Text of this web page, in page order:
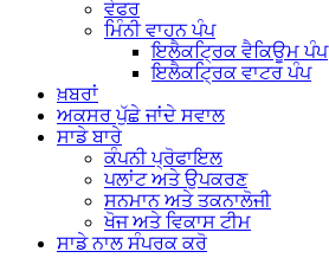
ਵੇਫਰ
ਮਿੰਨੀ ਵਾਹਨ ਪੰਪ
ਇਲੈਕਟ੍ਰਿਕ ਵੈਕਿਊਮ ਪੰਪ
ਇਲੈਕਟ੍ਰਿਕ ਵਾਟਰ ਪੰਪ
ਖ਼ਬਰਾਂ
ਅਕਸਰ ਪੁੱਛੇ ਜਾਂਦੇ ਸਵਾਲ
ਸਾਡੇ ਬਾਰੇ
ਕੰਪਨੀ ਪ੍ਰੋਫਾਇਲ
ਪਲਾਂਟ ਅਤੇ ਉਪਕਰਣ
ਸਨਮਾਨ ਅਤੇ ਤਕਨਾਲੋਜੀ
ਖੋਜ ਅਤੇ ਵਿਕਾਸ ਟੀਮ
ਸਾਡੇ ਨਾਲ ਸੰਪਰਕ ਕਰੋ